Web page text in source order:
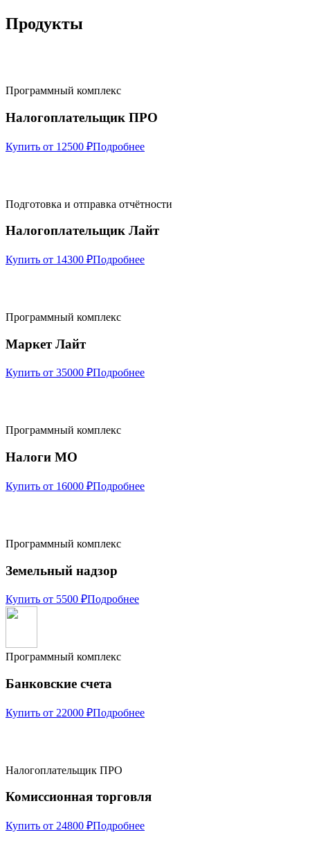
Продукты
Программный комплекс
Налогоплательщик ПРО
Купить от 12500 ₽Подробнее
Подготовка и отправка отчётности
Налогоплательщик Лайт
Купить от 14300 ₽Подробнее
Программный комплекс
Маркет Лайт
Купить от 35000 ₽Подробнее
Программный комплекс
Налоги МО
Купить от 16000 ₽Подробнее
Программный комплекс
Земельный надзор
Купить от 5500 ₽Подробнее
Программный комплекс
Банковские счета
Купить от 22000 ₽Подробнее
Налогоплательщик ПРО
Комиссионная торговля
Купить от 24800 ₽Подробнее